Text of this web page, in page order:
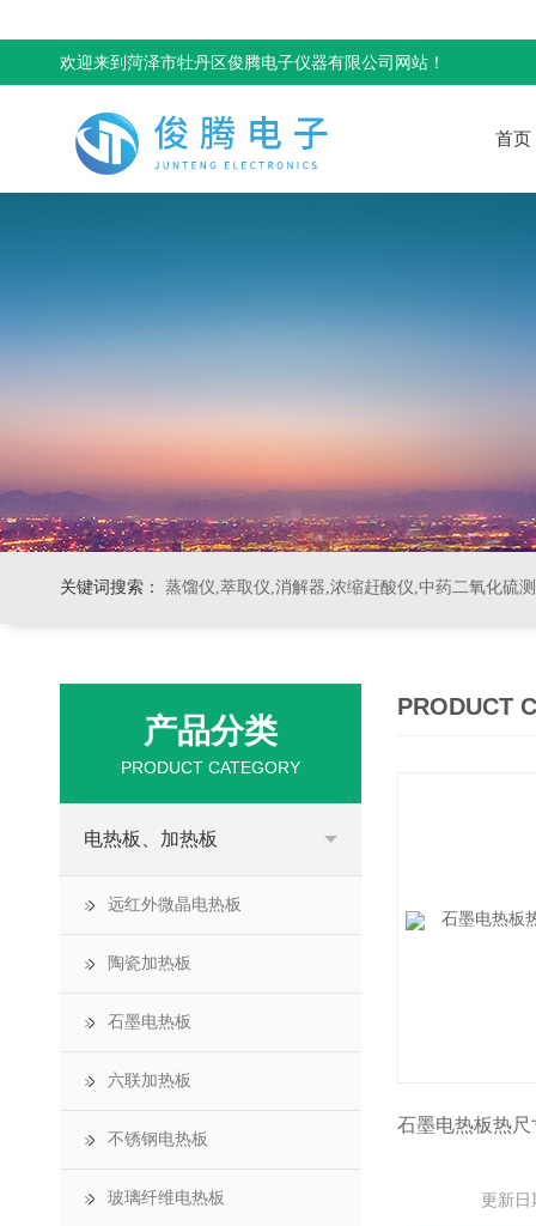
欢迎来到菏泽市牡丹区俊腾电子仪器有限公司网站！
首页
关键词搜索： 蒸馏仪,萃取仪,消解器,浓缩赶酸仪,中药二氧化硫
产品分类
PRODUCT CATEGORY
电热板、加热板
远红外微晶电热板
陶瓷加热板
石墨电热板
六联加热板
不锈钢电热板
玻璃纤维电热板
PRODUCT
更新日